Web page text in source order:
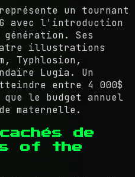
un tournant
avec l'introduction
génération. Ses
illustrations
Typhlosion,
Lugia. Un
entre 4 000$
le budget annuel
maternelle.
de
of the